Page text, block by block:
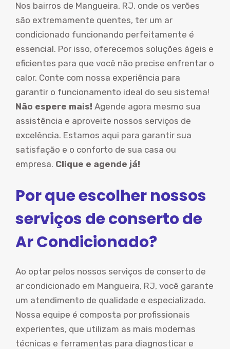
Nos bairros de Mangueira, RJ, onde os verões
são extremamente quentes, ter um ar
condicionado funcionando perfeitamente é
essencial. Por isso, oferecemos soluções ágeis e
eficientes para que você não precise enfrentar o
calor. Conte com nossa experiência para
garantir o funcionamento ideal do seu sistema!
Não espere mais! Agende agora mesmo sua
assistência e aproveite nossos serviços de
excelência. Estamos aqui para garantir sua
satisfação e o conforto de sua casa ou
empresa. Clique e agende já!
Por que escolher nossos
serviços de conserto de
Ar Condicionado?
Ao optar pelos nossos serviços de conserto de
ar condicionado em Mangueira, RJ, você garante
um atendimento de qualidade e especializado.
Nossa equipe é composta por profissionais
experientes, que utilizam as mais modernas
técnicas e ferramentas para diagnosticar e